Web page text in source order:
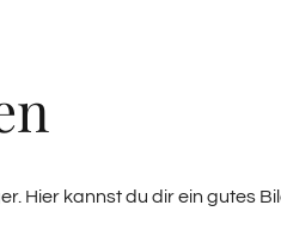
Hier kannst du dir ein gutes